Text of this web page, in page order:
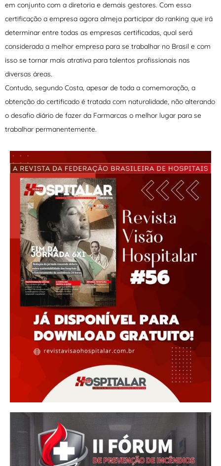
em conjunto com a diretoria e demais gestores. Com essa
certificação a empresa agora almeja participar do ranking que irá
determinar entre todas as empresas certificadas, qual será
considerada a melhor empresa para se trabalhar no Brasil e com
isso se tornar mais atrativa para talentos profissionais nas
diversas áreas.
Contudo, segundo Costa, apesar de toda a comemoração, a
obtenção do certificado é tratada com naturalidade, não alterando
o desafio diário de fazer da Farmarcas o melhor lugar para se
trabalhar permanentemente.